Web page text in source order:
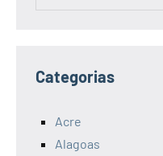
Categorias
Acre
Alagoas